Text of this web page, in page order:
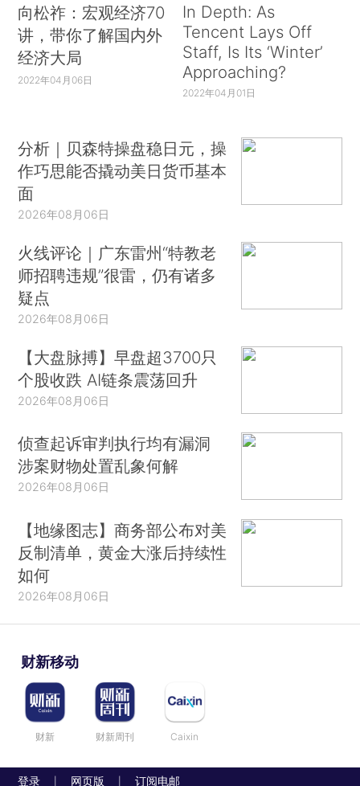
向松祚：宏观经济70
讲，带你了解国内外
经济大局
2022年04月06日
In Depth: As
Tencent Lays Off
Staff, Is Its ‘Winter’
Approaching?
2022年04月01日
分析｜贝森特操盘稳日元，操
作巧思能否撬动美日货币基本
面
2026年08月06日
火线评论｜广东雷州“特教老
师招聘违规”很雷，仍有诸多
疑点
2026年08月06日
【大盘脉搏】早盘超3700只
个股收跌 AI链条震荡回升
2026年08月06日
侦查起诉审判执行均有漏洞
涉案财物处置乱象何解
2026年08月06日
【地缘图志】商务部公布对美
反制清单，黄金大涨后持续性
如何
2026年08月06日
财新移动
财新 财新周刊 Caixin
登录 网页版 订阅电邮